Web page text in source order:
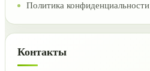
Политика конфиденциальности
Контакты